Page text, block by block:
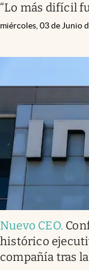
“Lo más difícil
miércoles, 03 de Junio
Nuevo CEO.
histórico
compañía tras